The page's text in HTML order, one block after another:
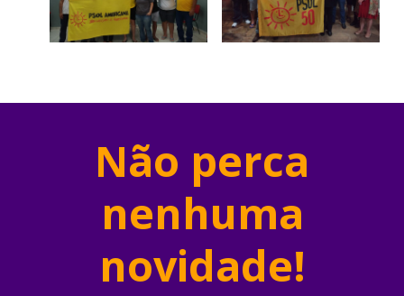
Não perca
nenhuma
novidade!